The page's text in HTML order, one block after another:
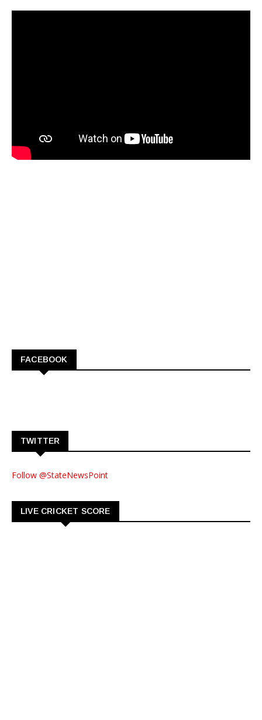
FACEBOOK
TWITTER
Follow @StateNewsPoint
LIVE CRICKET SCORE